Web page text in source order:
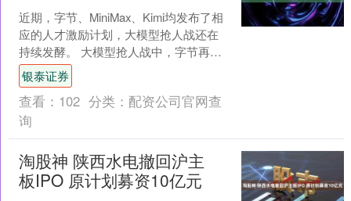
近期，字节、MiniMax、Kimi均发布了相
应的人才激励计划，大模型抢人战还在
持续发酵。 大模型抢人战中，字节再大
手笔撒钱。 9月4日，据《科创板日报》
报道，....
银泰证券
查看： 102 分类： 配资公司官网查
询
淘股神 陕西水电撤回沪主
板IPO 原计划募资10亿元